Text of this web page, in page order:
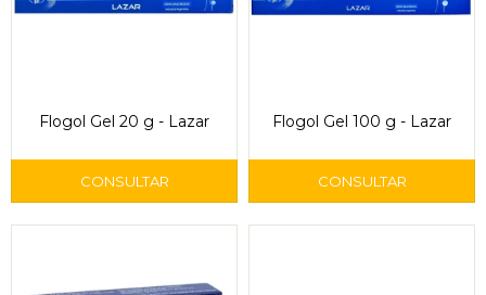
Flogol Gel 20 g - Lazar Flogol Gel 100 g - Lazar